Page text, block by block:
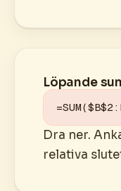
Löpande
Dra ner.
relativa